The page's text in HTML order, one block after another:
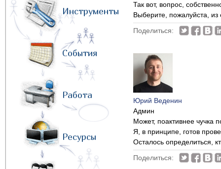
Инструменты
События
Работа
Ресурсы
Так вот, вопрос,
Выберите, пожалуйста, из
Поделиться:
Юрий Веденин
Админ
Может, поактивнее чучка
Я, в принципе, готов
Осталось определиться,
Поделиться: